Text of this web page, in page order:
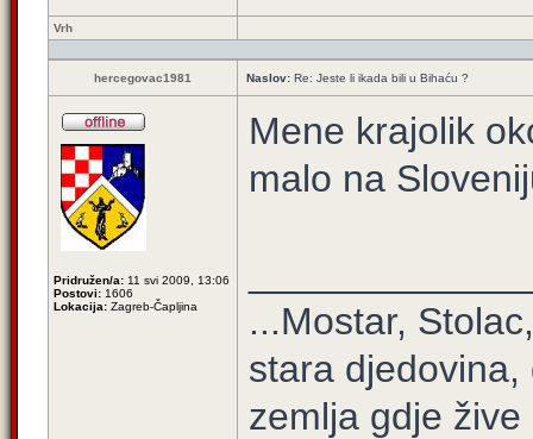
Vrh
hercegovac1981 Naslov: Re: Jeste li ikada bili u Bihaću ?
Pridružen/a: 11 svi 2009, 13:06
Postovi: 1606
Lokacija: Zagreb-Čapljina
Mene krajolik
malo na
...Mostar,
stara
zemlja gdje žive